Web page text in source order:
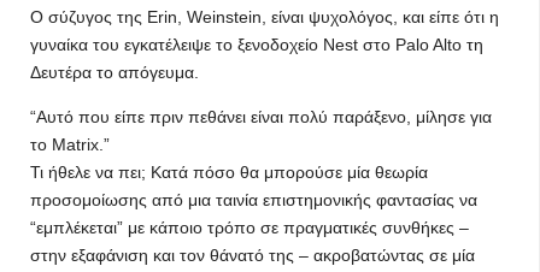
Ο σύζυγος της Erin, Weinstein, είναι ψυχολόγος, και είπε ότι η
γυναίκα του εγκατέλειψε το ξενοδοχείο Nest στο Palo Alto τη
Δευτέρα το απόγευμα.
“Αυτό που είπε πριν πεθάνει είναι πολύ παράξενο, μίλησε για
το Matrix.”
Τι ήθελε να πει; Κατά πόσο θα μπορούσε μία θεωρία
προσομοίωσης από μια ταινία επιστημονικής φαντασίας να
“εμπλέκεται” με κάποιο τρόπο σε πραγματικές συνθήκες –
στην εξαφάνιση και τον θάνατό της – ακροβατώντας σε μία